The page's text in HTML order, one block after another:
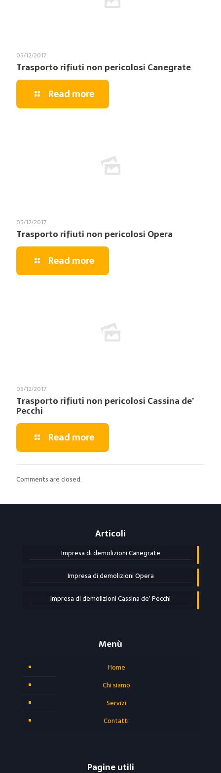
05/12/2017
Trasporto rifiuti non pericolosi Canegrate
Read more
05/12/2017
Trasporto rifiuti non pericolosi Opera
Read more
05/12/2017
Trasporto rifiuti non pericolosi Cassina de’
Pecchi
Read more
Comments are closed.
Articoli
Impresa di demolizioni Canegrate
Impresa di demolizioni Opera
Impresa di demolizioni Cassina de’ Pecchi
Menù
Home
Chi siamo
Servizi
Contatti
Pagine utili